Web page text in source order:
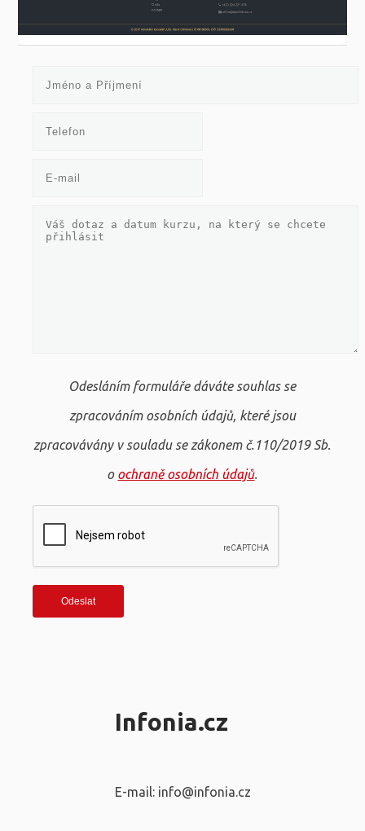
Odesláním formuláře dáváte souhlas se
zpracováním osobních údajů, které jsou
zpracovávány v souladu se zákonem č.110/2019 Sb.
o ochraně osobních údajů.
Infonia.cz
E-mail: info@infonia.cz